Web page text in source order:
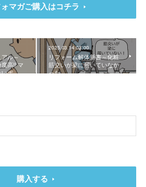
マガご購入はコチラ
ル～
高!! マ
いポ…
2025.03.14 03:00
リフォーム解体新書～化粧
筋交いが梁に届いていなか
った
購入する